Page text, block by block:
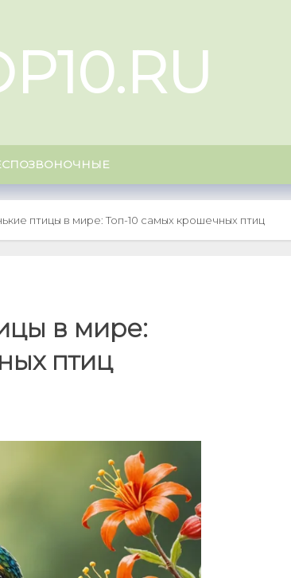
птицы в мире: Топ-10 самых крошечных птиц
в мире:
птиц